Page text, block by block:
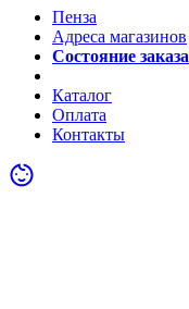
Пенза
Адреса магазинов
Состояние заказа
Каталог
Оплата
Контакты